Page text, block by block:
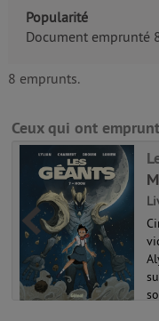
Popularité
Document emprunté
8 emprunts.
Ceux qui ont